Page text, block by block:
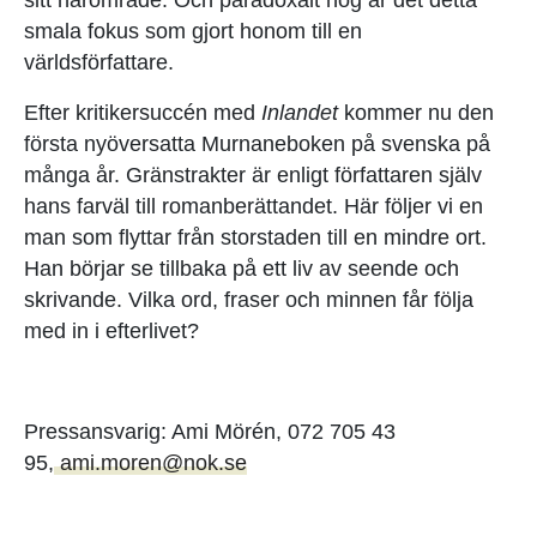
smala fokus som gjort honom till en
världsförfattare.
Efter kritikersuccén med Inlandetkommer nu den
första nyöversatta Murnaneboken på svenska på
många år. Gränstrakter är enligt författaren själv
hans farväl till romanberättandet. Här följer vi en
man som flyttar från storstaden till en mindre ort.
Han börjar se tillbaka på ett liv av seende och
skrivande. Vilka ord, fraser och minnen får följa
med in i efterlivet?
Pressansvarig: Ami Mörén, 072 705 43
95,ami.moren@nok.se